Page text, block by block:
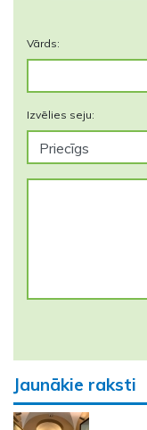
Vārds:
Izvēlies seju:
Jaunākie raksti